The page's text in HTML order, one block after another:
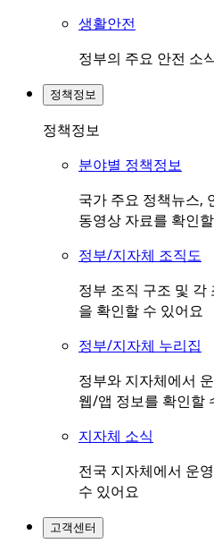
생활안전
정부의 주요 안전 소
정책정보
정책정보
분야별 정책정보
국가 주요 정책뉴스,
동영상 자료를 확인
정부/지자체 조직도
정부 조직 구조 및 각
을 확인할 수 있어요
정부/지자체 누리집
정부와 지자체에서
웹/앱 정보를 확인할
지자체 소식
전국 지자체에서 운
수 있어요
고객센터